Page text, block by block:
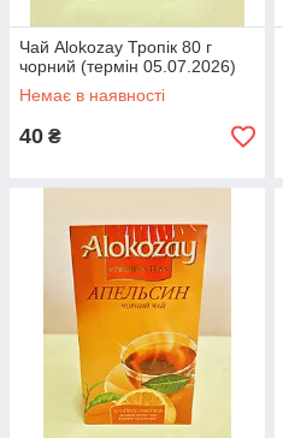
Чай Alokozay Тропік 80 г
чорний (термін 05.07.2026)
Немає в наявності
40 ₴